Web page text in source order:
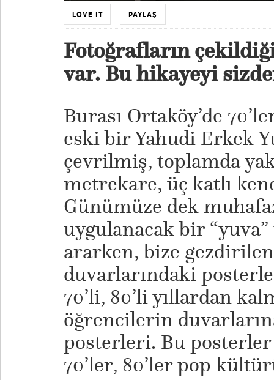
LOVE IT PAYLAŞ
Fotoğrafların
var. Bu hikayeyi
Burası Ortaköy’de
eski bir Yahudi Erkek
çevrilmiş, toplamda
metrekare, üç katlı
Günümüze dek
uygulanacak bir
ararken, bize
duvarlarındaki
70’li, 80’li yıllardan
öğrencilerin
posterleri. Bu posterler
70’ler, 80’ler pop